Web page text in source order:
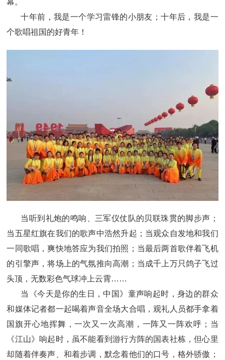
十年前，我是一个学习雷锋的小朋友；十年后，我是一
个歌唱祖国的好青年！
当听到礼炮的鸣响、三军仪仗队的贝联珠贯的脚步声；
当五星红旗在我们的歌声中浩然升起；当观众自发地和我们
一同歌唱，爽快地答应为我们拍照；当最后两首歌伴着飞机
的引擎声，将场上的气氛推向高潮；当成千上万只鸽子飞过
头顶，无数彩色气球冲上云霄……
当《今天是你的生日，中国》童声响起时，身边的群众
和媒体记者都一起喝着声音全场大合唱，观礼人员都手拿着
国旗开心地挥舞，一次又一次高潮，一阵又一阵欢呼；当
《江山》响起时，虽不能看到游行方阵的国表社栋，但心里
却随着伴奏声、和着步调，默念着他们的口号，格外骄傲；